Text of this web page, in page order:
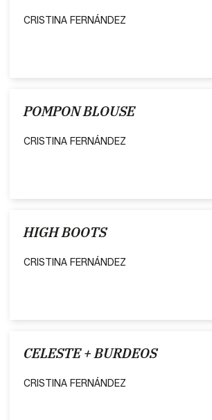
CRISTINA FERNÁNDEZ
POMPON BLOUSE
CRISTINA FERNÁNDEZ
HIGH BOOTS
CRISTINA FERNÁNDEZ
CELESTE + BURDEOS
CRISTINA FERNÁNDEZ